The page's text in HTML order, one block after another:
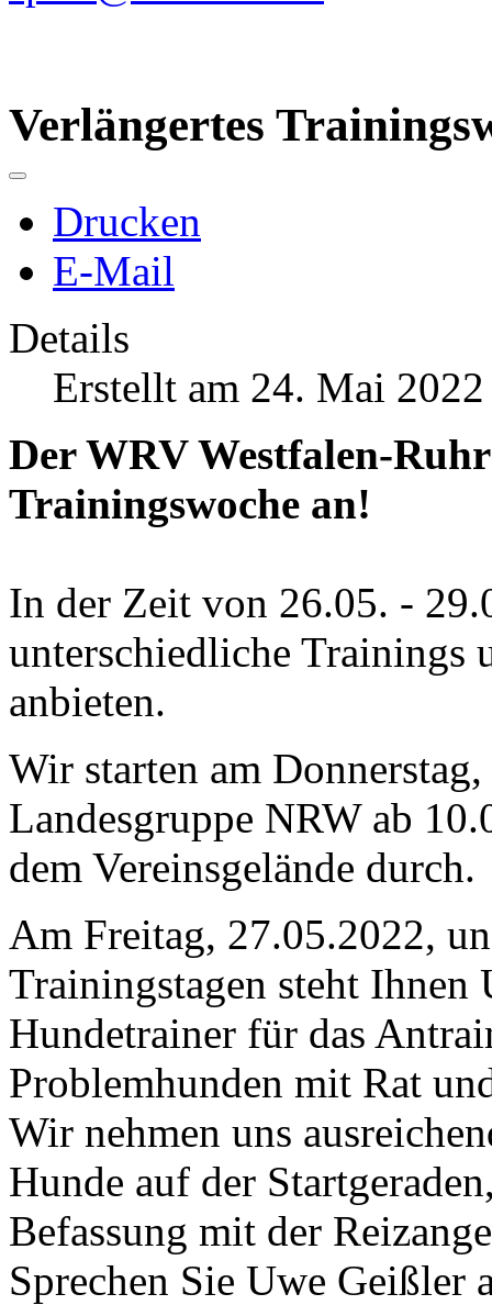
Verlängertes
Drucken
E-Mail
Details
Erstellt am 24. Mai 2022
Der WRV Westfalen-
Trainingswoche an!
In der Zeit von 26.05. -
unterschiedliche Trainings
anbieten.
Wir starten am
Landesgruppe NRW ab
dem Vereinsgelände durch.
Am Freitag, 27.05.2022,
Trainingstagen steht Ihnen
Hundetrainer für das
Problemhunden mit Rat
Wir nehmen uns
Hunde auf der
Befassung mit der
Sprechen Sie Uwe Geißler